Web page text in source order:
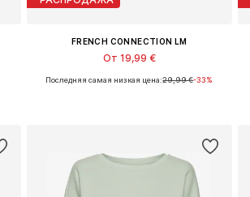
FRENCH CONNECTION LM
От 19,99 €
Доступные размеры: XS-S, M, L
Последняя самая низкая цена:29,99 €-33%